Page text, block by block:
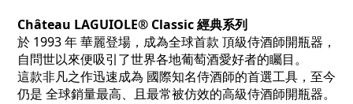
Château LAGUIOLE® Classic 經典系列
於 1993 年 華麗登場，成為全球首款 頂級侍酒師開瓶器，
自問世以來便吸引了世界各地葡萄酒愛好者的矚目。
這款非凡之作迅速成為 國際知名侍酒師的首選工具，至今
仍是 全球銷量最高、且最常被仿效的高級侍酒師開瓶器。